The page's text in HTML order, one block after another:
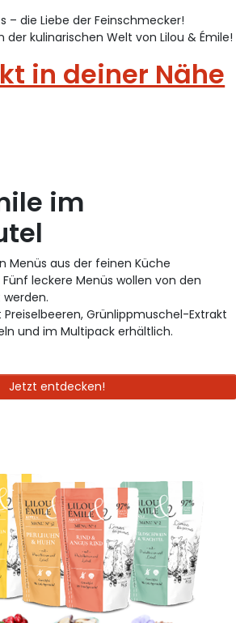
– die Liebe der Feinschmecker!
der kulinarischen Welt von Lilou & Émile!
in deiner Nähe
im
Menüs aus der feinen Küche
leckere Menüs wollen von den
Grünlippmuschel-Extrakt
und im Multipack erhältlich.
Jetzt entdecken!